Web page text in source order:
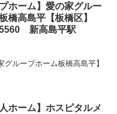
プホーム】愛の家グルー
橋高島平【板橋区】
新高島平駅
ループホーム板橋高島平】
ホーム】ホスピタルメ